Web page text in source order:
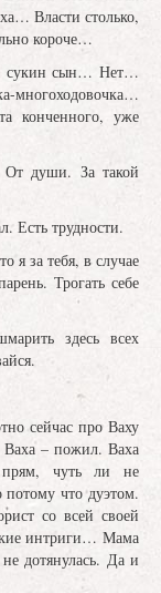
Власти столько,
короче…
сын… Нет…
многоходовочка…
конченного, уже
души. За такой
Есть трудности.
я за тебя, в случае
Трогать себе
здесь всех
сейчас про Ваху
Ваха – пожил. Ваха
чуть ли не
потому что дуэтом.
со всей своей
интриги… Мама
дотянулась. Да и